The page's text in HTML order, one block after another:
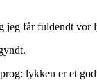
får fuldendt
lykken er et